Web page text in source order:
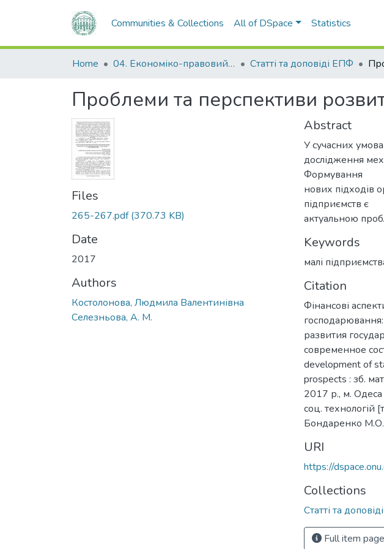
Communities & Collections All of DSpace Statistics
Home 04. Економіко-правовий факультет Статті та доповіді ЕПФ
Проблеми та перспективи
Files
265-267.pdf(370.73 KB)
Date
2017
Authors
Костолонова, Людмила Валентинівна
Селезньова, А. М.
Abstract
У сучасних
дослідження
Формування
нових підходів
підприємств є
актуальною
Keywords
малі
Citation
Фінансові
развития
современное
development of
prospects : зб.
2017 р., м. Одеса
соц. технологій
Бондаренко
URI
https://
Collections
Статті та
Full item page